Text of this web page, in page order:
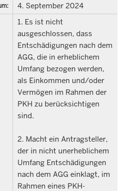
4. September 2024
1. Es ist nicht
ausgeschlossen, dass
Entschädigungen nach dem
AGG, die in erheblichem
Umfang bezogen werden,
als Einkommen und/oder
Vermögen im Rahmen der
PKH zu berücksichtigen
sind.
2. Macht ein Antragsteller,
der in nicht unerheblichem
Umfang Entschädigungen
nach dem AGG einklagt, im
Rahmen eines PKH-